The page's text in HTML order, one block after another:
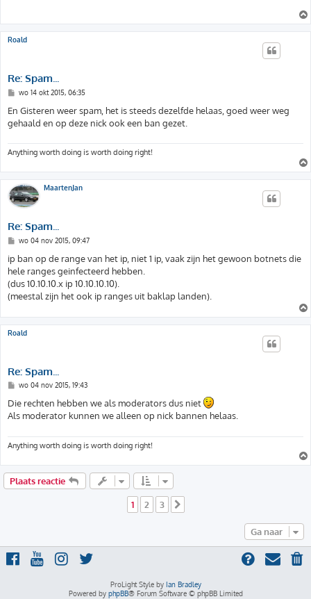
Roald
Re: Spam...
B
r
i
c
t
wo 14 okt 2015, 06:35
En Gisteren weer spam, het is steeds dezelfde helaas, goed weer weg
gehaald en op deze nick ook een ban gezet.
Anything worth doing is worth doing right!
MaartenJan
Re: Spam...
B
r
c
h
t
wo 04 nov 2015, 09:47
ip ban op de range van het ip, niet 1 ip, vaak zijn het gewoon botnets die
hele ranges geinfecteerd hebben.
(dus 10.10.10.x ip 10.10.10.10).
(meestal zijn het ook ip ranges uit baklap landen).
Roald
Re: Spam...
B
r
i
c
wo 04 nov 2015, 19:43
Die rechten hebben we als moderators dus niet
Als moderator kunnen we alleen op nick bannen helaas.
Anything worth doing is worth doing right!
Plaats reactie
1 2 3
Ga naar
ProLight Style by Ian Bradley
Powered by phpBB® Forum Software © phpBB Limited